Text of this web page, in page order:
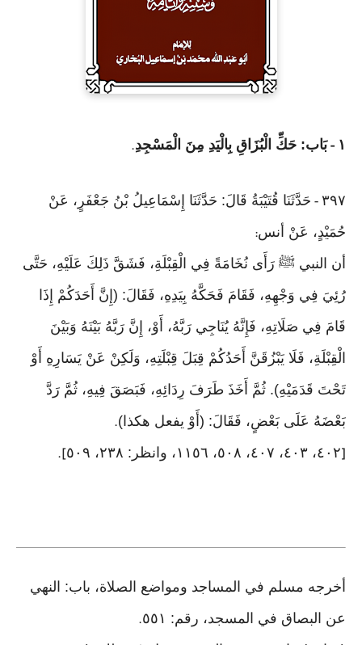
١ -بَاب: حَكِّ الْبُزَاقِ بِالْيَدِ مِنَ الْمَسْجِدِ.
٣٩٧ - حَدَّثَنَا قُتَيْبَةُ قَالَ: حَدَّثَنَا إِسْمَاعِيلُ بْنُ جَعْفَرٍ، عَنْ
حُمَيْدٍ، عَنْ أنس:
أن النبي ﷺ رَأَى نُخَامَةً فِي الْقِبْلَةِ، فَشَقَّ ذَلِكَ عَلَيْهِ، حَتَّى
رُئِيَ فِي وَجْهِهِ، فَقَامَ فَحَكَّهُ بِيَدِهِ، فَقَالَ: (إِنَّ أَحَدَكُمْ إِذَا
قَامَ فِي صَلَاتِهِ، فَإِنَّهُ يُنَاجِي رَبَّهُ، أَوْ، إِنَّ رَبَّهُ بَيْنَهُ وَبَيْنَ
الْقِبْلَةِ، فَلَا يَبْزُقَنَّ أَحَدُكُمْ قِبَلَ قِبْلَتِهِ، وَلَكِنْ عَنْ يَسَارِهِ أَوْ
تَحْتَ قَدَمَيْهِ). ثُمَّ أَخَذَ طَرَفَ رِدَائِهِ، فَبَصَقَ فِيهِ، ثُمَّ رَدَّ
بَعْضَهُ عَلَى بَعْضٍ، فَقَالَ: (أَوْ يفعل هكذا).
[٤٠٢، ٤٠٣، ٤٠٧، ٥٠٨، ١١٥٦، وانظر: ٢٣٨، ٥٠٩ ].
أخرجه مسلم في المساجد ومواضع الصلاة، باب: النهي
عن البصاق في المسجد، رقم: ٥٥١
.